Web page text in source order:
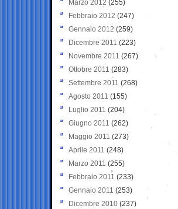
Marzo 2012 (255)
Febbraio 2012 (247)
Gennaio 2012 (259)
Dicembre 2011 (223)
Novembre 2011 (267)
Ottobre 2011 (283)
Settembre 2011 (268)
Agosto 2011 (155)
Luglio 2011 (204)
Giugno 2011 (262)
Maggio 2011 (273)
Aprile 2011 (248)
Marzo 2011 (255)
Febbraio 2011 (233)
Gennaio 2011 (253)
Dicembre 2010 (237)